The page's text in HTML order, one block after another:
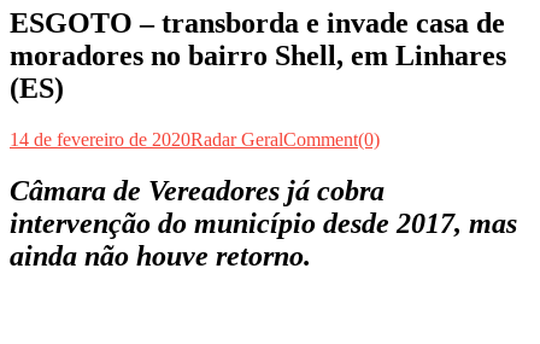
ESGOTO – transborda e invade casa de
moradores no bairro Shell, em Linhares
(ES)
14 de fevereiro de 2020Radar GeralComment(0)
Câmara de Vereadores já cobra
intervenção do município desde 2017, mas
ainda não houve retorno.